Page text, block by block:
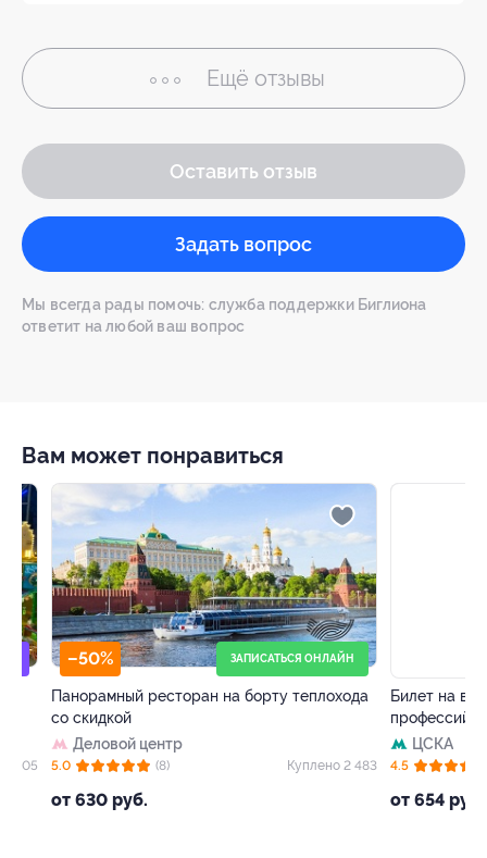
Ещё отзывы
Оставить отзыв
Задать вопрос
Мы всегда рады помочь: служба поддержки Биглиона
ответит на любой ваш вопрос
Вам может понравиться
–50% ЗАПИСАТЬСЯ ОНЛАЙН
Панорамный ресторан на борту теплохода
со скидкой
Деловой центр
от 630 руб.
5.0 (8) Куплено 2 483
–40%
Билет на весь
профессий
ЦСКА
от 654 руб.
4.5 (63)